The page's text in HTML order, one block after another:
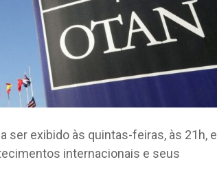
ser exibido às quintas-feiras, às 21h, e
internacionais e seus